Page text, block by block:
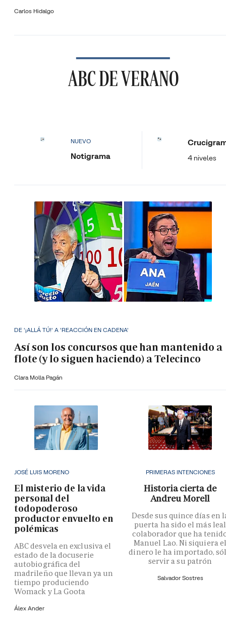
Carlos Hidalgo
ABC DE VERANO
NUEVO
Notigrama 4 niveles
DE '¡ALLÁ TÚ!' A 'REACCIÓN EN CADENA'
Así son los concursos que han mantenido a
flote (y lo siguen haciendo) a Telecinco
Clara Molla Pagán
JOSÉ LUIS MORENO
El misterio de la vida
personal del
todopoderoso
productor envuelto en
polémicas
ABC desvela en exclusiva el
estado de la docuserie
autobiográfica del
madrileño que llevan ya un
tiempo produciendo
Womack y La Goota
Álex Ander
PRIMERAS INTENCIONES
Historia cierta de
Andreu Morell
Desde sus quince días en
puerta ha sido el más leal
colaborador que ha
Manuel Lao. Ni siquiera
dinero le ha importado,
servir a su patrón
Salvador Sostres